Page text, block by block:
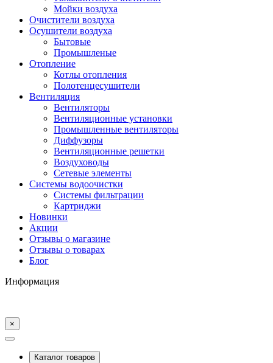
Мойки воздуха
Очистители воздуха
Осушители воздуха
Бытовые
Промышленые
Отопление
Котлы отопления
Полотенцесушители
Вентиляция
Вентиляторы
Вентиляционные установки
Промышленные вентиляторы
Диффузоры
Вентиляционные решетки
Воздуховоды
Сетевые элементы
Системы водоочистки
Системы фильтрации
Картриджи
Новинки
Акции
Отзывы о магазине
Отзывы о товарах
Блог
Информация
×
Каталог товаров